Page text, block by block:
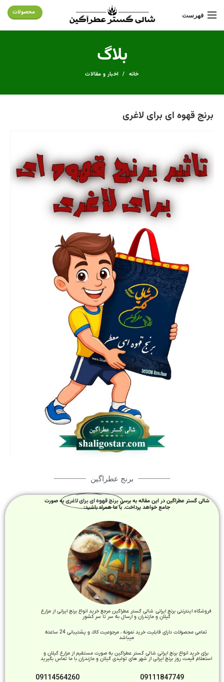
فهرست محصولات
بلاگ
خانه اخبار و مقالات
برنج قهوه ای برای لاغری
برنج عطراگین
شالی گستر عطراگین در این مقاله به برسی برنج قهوه ای برای لاغری به صورت
جامع خواهد پرداخت. با ما همراه باشید:
فروشگاه اینترنتی برنج ایرانی شالی گستر عطراگین مرجع خرید انواع برنج ایرانی از مزارع
گیلان و مازندران و ارسال به سر تا سر کشور
تمامی محصولات دارای قابلیت خرید نمونه ، مرجوعیت کالا، و پشتیبانی 24 ساعته
میباشد
برای خرید انواع برنج ایرانی شالی گستر عطراگین به صورت مستقیم از مزارع گیلان و
استعلام قیمت روز برنج ایرانی از شهر های تولیدی گیلان و مازندران با ما تماس بگیرید
09111847749
09114564260